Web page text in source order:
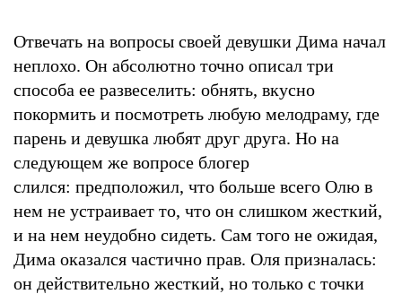
Отвечать на вопросы своей девушки Дима начал
неплохо. Он абсолютно точно описал три
способа ее развеселить: обнять, вкусно
покормить и посмотреть любую мелодраму, где
парень и девушка любят друг друга. Но на
следующем же вопросе блогер
слился: предположил, что больше всего Олю в
нем не устраивает то, что он слишком жесткий,
и на нем неудобно сидеть. Сам того не ожидая,
Дима оказался частично прав. Оля призналась:
он действительно жесткий, но только с точки